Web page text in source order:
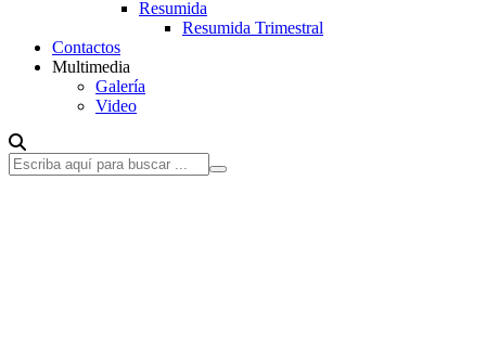
Resumida
Resumida Trimestral
Contactos
Multimedia
Galería
Video